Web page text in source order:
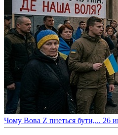
​Чому Вова Z пнеться бути,... 26